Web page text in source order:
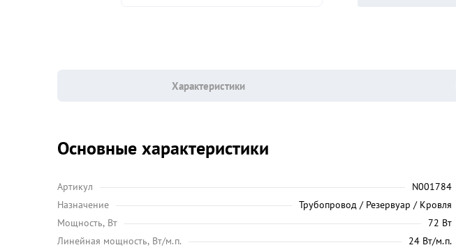
Характеристики
Основные характеристики
Артикул
N001784
Назначение
Трубопровод / Резервуар / Кровля
Мощность, Вт
72 Вт
Линейная мощность, Вт/м.п.
24 Вт/м.п.